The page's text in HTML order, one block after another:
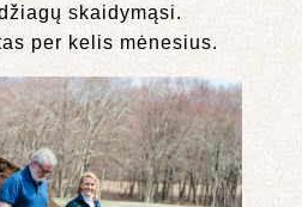
skaidymąsi.
per kelis mėnesius.